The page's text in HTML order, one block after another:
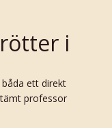
i
båda ett direkt
professor